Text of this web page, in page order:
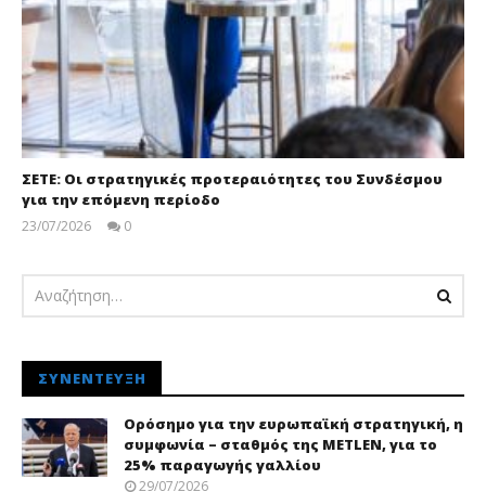
ΣΕΤΕ: Οι στρατηγικές προτεραιότητες του Συνδέσμου
για την επόμενη περίοδο
23/07/2026
0
ΣΥΝΈΝΤΕΥΞΗ
Ορόσημο για την ευρωπαϊκή στρατηγική, η
συμφωνία – σταθμός της METLEN, για το
25% παραγωγής γαλλίου
29/07/2026